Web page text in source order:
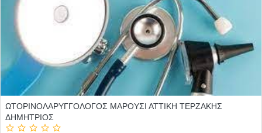
ΩΤΟΡΙΝΟΛΑΡΥΓΓΟΛΟΓΟΣ ΜΑΡΟΥΣΙ ΑΤΤΙΚΗ ΤΕΡΖΑΚΗΣ
ΔΗΜΗΤΡΙΟΣ